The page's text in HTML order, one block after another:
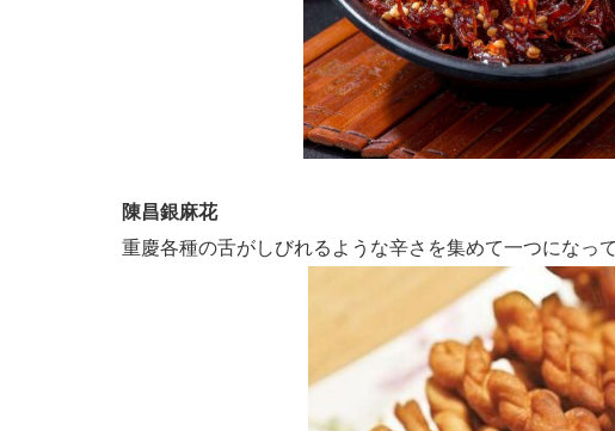
陳昌銀麻花
重慶各種の舌がしびれるような辛さを集めて一つになっ